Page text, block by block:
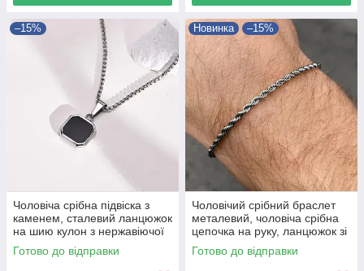
–15%
Чоловіча срібна підвіска з
каменем, сталевий ланцюжок
на шию кулон з нержавіючої
сталі
Готово до відправки
Новинка –15%
Чоловічий срібний браслет
металевий, чоловіча срібна
цепочка на руку, ланцюжок зі
сталі 3 мм
Готово до відправки